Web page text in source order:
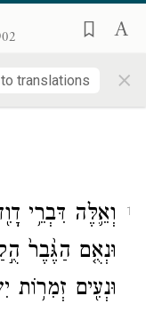
translations ×
1
וְאֵ֛לֶּה דִּבְרֵ֥י
וּנְאֻ֤ם הַגֶּ֙בֶר֙
וּנְעִ֖ים זְמִר֥וֹת